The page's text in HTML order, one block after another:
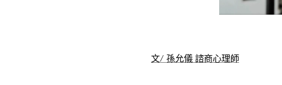
文/ 孫允儀 諮商心理師